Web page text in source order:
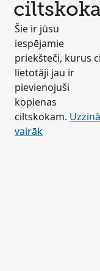
Šie ir jūsu
iespējamie
priekšteči, kurus
lietotāji jau ir
pievienojuši
kopienas
ciltskokam.
vairāk